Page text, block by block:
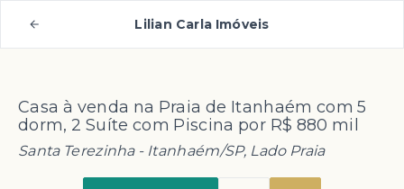
Lilian Carla Imóveis
Casa à venda na Praia de Itanhaém com 5
dorm, 2 Suíte com Piscina por R$ 880 mil
Santa Terezinha - Itanhaém/SP, Lado Praia